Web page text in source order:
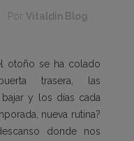
Por Vitaldin Blog
otoño se ha colado
trasera, las
y los días cada
nueva rutina?
donde nos